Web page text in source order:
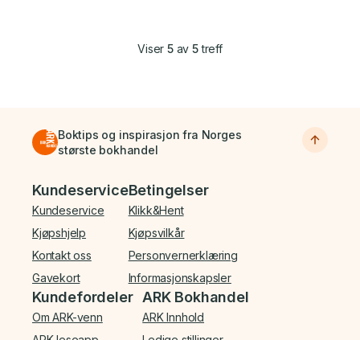
Viser5av 5treff
Boktips og inspirasjon fra Norges
største bokhandel
Bunnmeny
Kundeservice
Kundeservice
Kjøpshjelp
Kontakt oss
Gavekort
Betingelser
Klikk&Hent
Kjøpsvilkår
Personvernerklæring
Informasjonskapsler
Kundefordeler
Om ARK-venn
ARK Bokhandel
ARK Innhold